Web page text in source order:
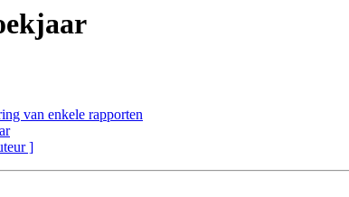
van enkele rapporten
]